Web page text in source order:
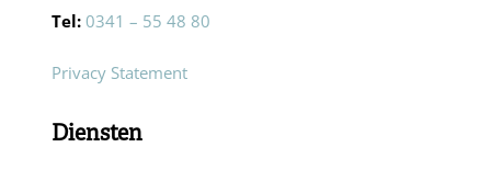
Tel: 0341 – 55 48 80
Privacy Statement
Diensten